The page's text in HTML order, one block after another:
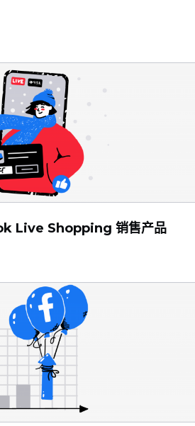
Live Shopping 销售产品